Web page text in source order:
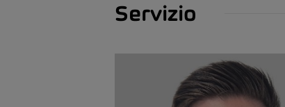
Servizio